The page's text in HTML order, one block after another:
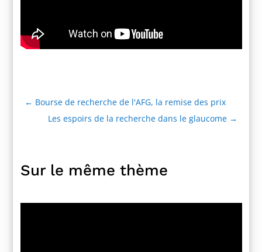
← Bourse de recherche de l'AFG, la remise des prix
Les espoirs de la recherche dans le glaucome→
Sur le même thème